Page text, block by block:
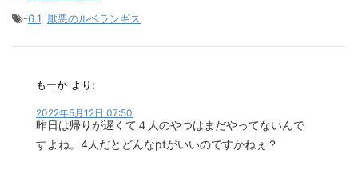
-6.1, 厭悪のルベランギス
もーか より:
2022年5月12日 07:50
昨日は帰りが遅くて４人のやつはまだやってないんで
すよね。4人だとどんなptがいいのですかねぇ？